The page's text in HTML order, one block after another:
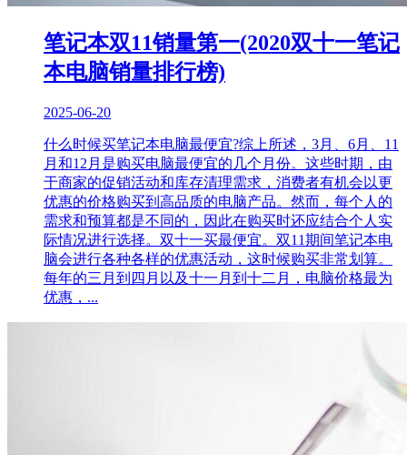
笔记本双11销量第一(2020双十一笔记
本电脑销量排行榜)
2025-06-20
什么时候买笔记本电脑最便宜?综上所述，3月、6月、11
月和12月是购买电脑最便宜的几个月份。这些时期，由
于商家的促销活动和库存清理需求，消费者有机会以更
优惠的价格购买到高品质的电脑产品。然而，每个人的
需求和预算都是不同的，因此在购买时还应结合个人实
际情况进行选择。双十一买最便宜。双11期间笔记本电
脑会进行各种各样的优惠活动，这时候购买非常划算。
每年的三月到四月以及十一月到十二月，电脑价格最为
优惠，...